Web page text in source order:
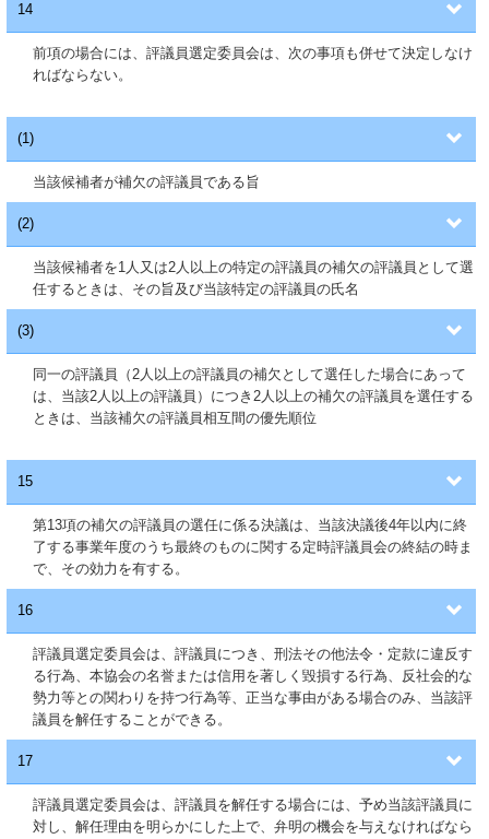
14
前項の場合には、評議員選定委員会は、次の事項も併せて決定しなけ
ればならない。
(1)
当該候補者が補欠の評議員である旨
(2)
当該候補者を1人又は2人以上の特定の評議員の補欠の評議員として選
任するときは、その旨及び当該特定の評議員の氏名
(3)
同一の評議員（2人以上の評議員の補欠として選任した場合にあって
は、当該2人以上の評議員）につき2人以上の補欠の評議員を選任する
ときは、当該補欠の評議員相互間の優先順位
15
第13項の補欠の評議員の選任に係る決議は、当該決議後4年以内に終
了する事業年度のうち最終のものに関する定時評議員会の終結の時ま
で、その効力を有する。
16
評議員選定委員会は、評議員につき、刑法その他法令・定款に違反す
る行為、本協会の名誉または信用を著しく毀損する行為、反社会的な
勢力等との関わりを持つ行為等、正当な事由がある場合のみ、当該評
議員を解任することができる。
17
評議員選定委員会は、評議員を解任する場合には、予め当該評議員に
対し、解任理由を明らかにした上で、弁明の機会を与えなければなら